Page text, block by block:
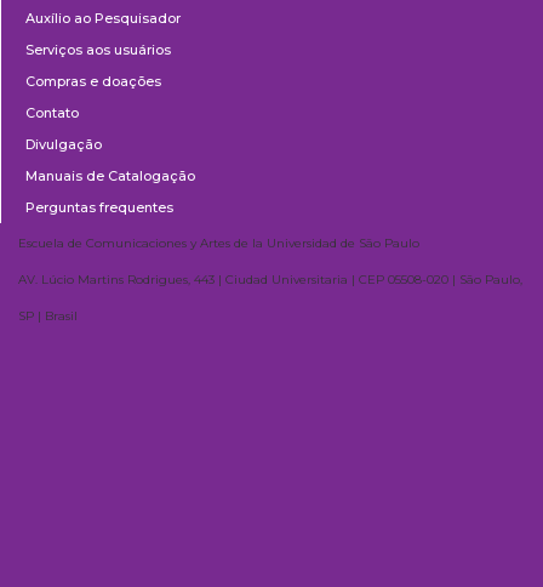
Auxílio ao Pesquisador
Serviços aos usuários
Compras e doações
Contato
Divulgação
Manuais de Catalogação
Perguntas frequentes
Escuela de Comunicaciones y Artes de la Universidad de São Paulo
AV. Lúcio Martins Rodrigues, 443 | Ciudad Universitaria | CEP 05508-020 | São Paulo,
SP | Brasil